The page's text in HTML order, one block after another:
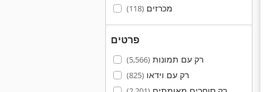
מכרזים(118)
פרטים
רק עם תמונות(5,566)
רק עם וידאו(825)